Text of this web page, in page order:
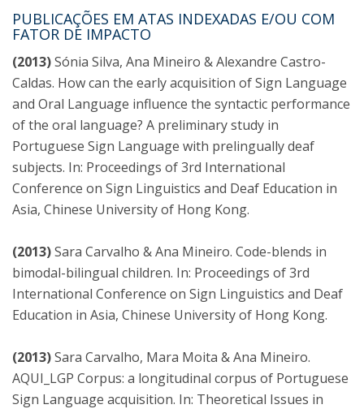
PUBLICAÇÕES EM ATAS INDEXADAS E/OU COM
FATOR DE IMPACTO
(2013)Sónia Silva, Ana Mineiro & Alexandre Castro-
Caldas. How can the early acquisition of Sign Language
and Oral Language influence the syntactic performance
of the oral language? A preliminary study in
Portuguese Sign Language with prelingually deaf
subjects. In: Proceedings of 3rd International
Conference on Sign Linguistics and Deaf Education in
Asia, Chinese University of Hong Kong.
(2013)Sara Carvalho & Ana Mineiro. Code-blends in
bimodal-bilingual children. In: Proceedings of 3rd
International Conference on Sign Linguistics and Deaf
Education in Asia, Chinese University of Hong Kong.
(2013)Sara Carvalho, Mara Moita & Ana Mineiro.
AQUI_LGP Corpus: a longitudinal corpus of Portuguese
Sign Language acquisition. In: Theoretical Issues in